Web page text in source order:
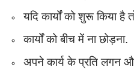
यदि कार्यों को शुरू किया
कार्यों को बीच में ना छोड़ना.
अपने कार्य के प्रति लगन